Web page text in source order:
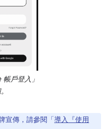
帳戶登入」
宣傳，請參閱「導入『使用